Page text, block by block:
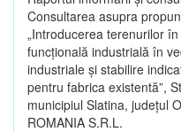
Consultarea asupra
„Introducerea terenurilor
funcțională industrială în
industriale și stabilire
pentru fabrica existentă”,
municipiul Slatina, județul
ROMANIA S.R.L.